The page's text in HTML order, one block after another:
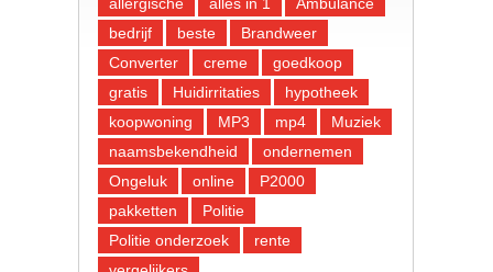
bedrijf
beste
Brandweer
Converter
creme
goedkoop
gratis
Huidirritaties
hypotheek
koopwoning
MP3 mp4
Muziek
naamsbekendheid
ondernemen
Ongeluk
online
P2000
pakketten
Politie
Politie onderzoek
rente